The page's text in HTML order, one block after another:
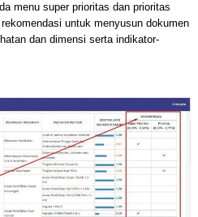
menu super prioritas dan prioritas
untuk menyusun dokumen
dan dimensi serta indikator-